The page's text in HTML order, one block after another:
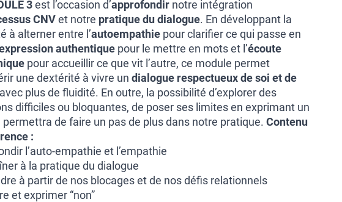
3est l’occasion d’approfondir notre intégration
CNVet notre pratique du dialogue. En développant la
à alterner entre l’autoempathie pour clarifier ce qui passe en
authentique pour le mettre en mots et l’écoute
pour accueillir ce que vit l’autre, ce module permet
une dextérité à vivre un dialogue respectueux de soi et de
avec plus de fluidité. En outre, la possibilité d’explorer des
difficiles ou bloquantes, de poser ses limites en exprimant un
permettra de faire un pas de plus dans notre pratique. Contenu
:
l’auto-empathie et l’empathie
à la pratique du dialogue
à partir de nos blocages et de nos défis relationnels
et exprimer “non”